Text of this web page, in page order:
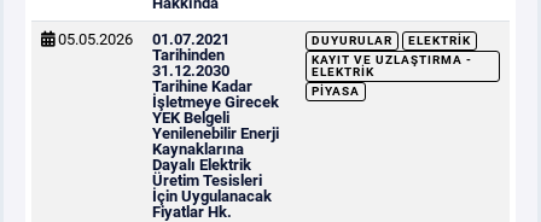
05.05.2026
01.07.2021
Tarihinden
31.12.2030
Tarihine Kadar
İşletmeye Girecek
YEK Belgeli
Yenilenebilir Enerji
Kaynaklarına
Dayalı Elektrik
Üretim Tesisleri
İçin Uygulanacak
Fiyatlar Hk.
DUYURULAR
ELEKTRIK
KAYIT VE UZLAŞTIRMA -
ELEKTRIK
PIYASA